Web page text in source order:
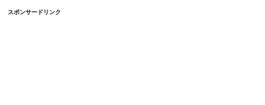
スポンサードリンク